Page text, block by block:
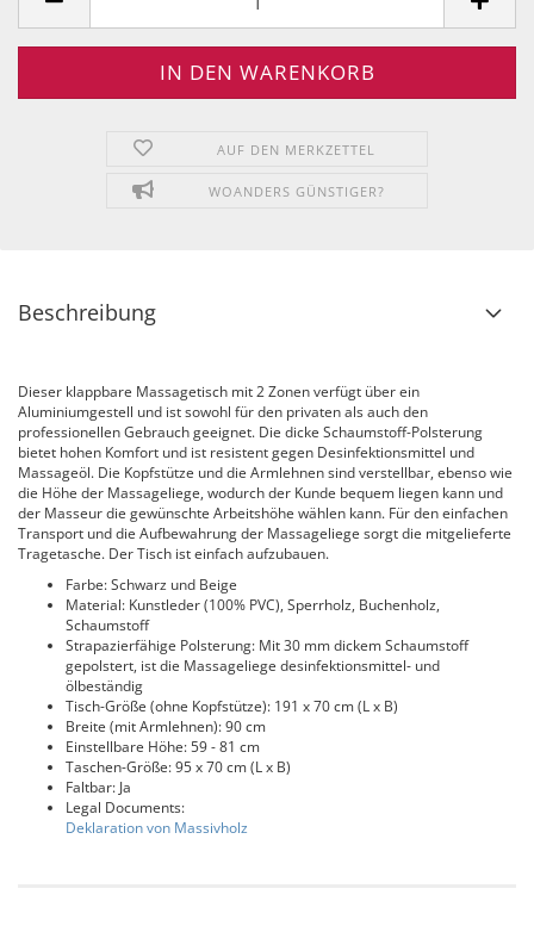
AUF DEN MERKZETTEL
WOANDERS GÜNSTIGER?
Beschreibung
Dieser klappbare Massagetisch mit 2 Zonen verfügt über ein
Aluminiumgestell und ist sowohl für den privaten als auch den
professionellen Gebrauch geeignet. Die dicke Schaumstoff-Polsterung
bietet hohen Komfort und ist resistent gegen Desinfektionsmittel und
Massageöl. Die Kopfstütze und die Armlehnen sind verstellbar, ebenso wie
die Höhe der Massageliege, wodurch der Kunde bequem liegen kann und
der Masseur die gewünschte Arbeitshöhe wählen kann. Für den einfachen
Transport und die Aufbewahrung der Massageliege sorgt die mitgelieferte
Tragetasche. Der Tisch ist einfach aufzubauen.
Farbe: Schwarz und Beige
Material: Kunstleder (100% PVC), Sperrholz, Buchenholz,
Schaumstoff
Strapazierfähige Polsterung: Mit 30 mm dickem Schaumstoff
gepolstert, ist die Massageliege desinfektionsmittel- und
ölbeständig
Tisch-Größe (ohne Kopfstütze): 191 x 70 cm (L x B)
Breite (mit Armlehnen): 90 cm
Einstellbare Höhe: 59 - 81 cm
Taschen-Größe: 95 x 70 cm (L x B)
Faltbar: Ja
Legal Documents:
Deklaration von Massivholz